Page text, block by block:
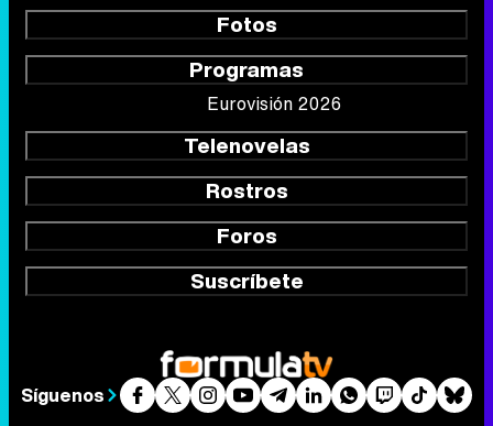
Fotos
Programas
Eurovisión 2026
Telenovelas
Rostros
Foros
Suscríbete
Síguenos